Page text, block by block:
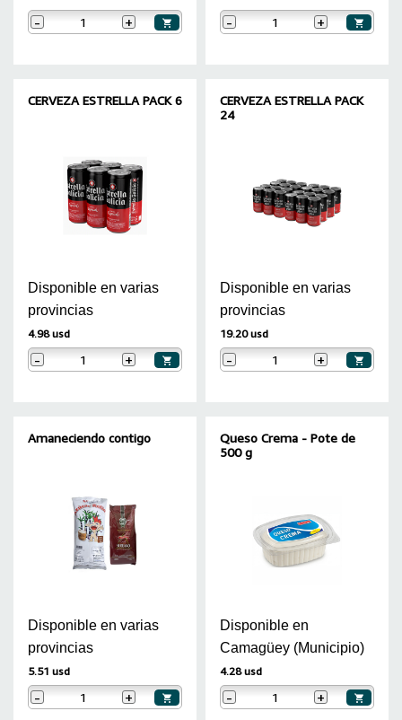
- + - +
CERVEZA ESTRELLA PACK 6
Disponible en varias
provincias
4.98 usd
- +
CERVEZA ESTRELLA PACK
24
Disponible en varias
provincias
19.20 usd
- +
Amaneciendo contigo
Disponible en varias
provincias
5.51 usd
- +
Queso Crema - Pote de
500 g
Disponible en
Camagüey (Municipio)
4.28 usd
- +